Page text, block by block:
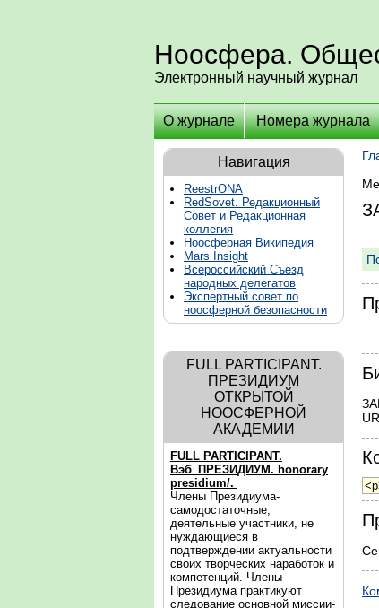
Ноосфера.
Электронный научный журнал
О журнале Номера журнала
Навигация
ReestrONA
RedSovet. Редакционный
Совет и Редакционная
коллегия
Ноосферная Википедия
Mars Insight
Всероссийский Съезд
народных делегатов
Экспертный совет по
ноосферной безопасности
FULL PARTICIPANT.
ПРЕЗИДИУМ
ОТКРЫТОЙ
НООСФЕРНОЙ
АКАДЕМИИ
FULL PARTICIPANT.
Вэб_ПРЕЗИДИУМ. honorary
presidium/.
Члены Президиума-
самодостаточные,
деятельные участники, не
нуждающиеся в
подтверждении актуальности
своих творческих наработок и
компетенций. Члены
Президиума практикуют
следование основной миссии-